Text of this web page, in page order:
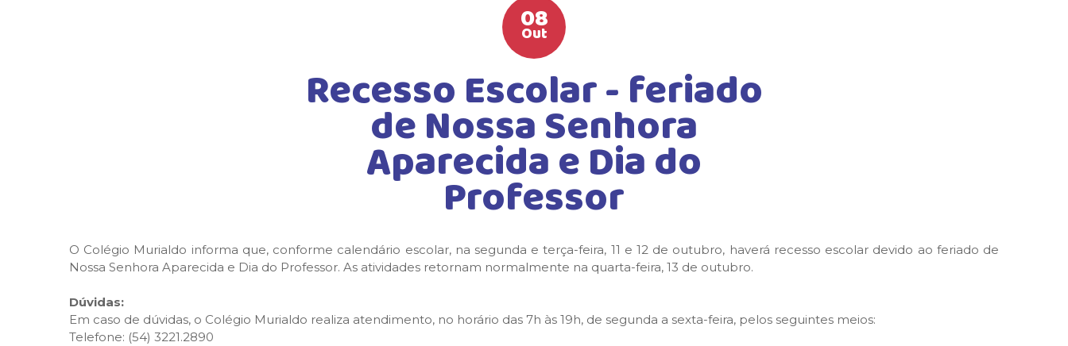
08
Out
Recesso Escolar - feriado
de Nossa Senhora
Aparecida e Dia do
Professor
O Colégio Murialdo informa que, conforme calendário escolar, na segunda e terça-feira, 11 e 12 de outubro, haverá recesso escolar devido ao feriado de
Nossa Senhora Aparecida e Dia do Professor. As atividades retornam normalmente na quarta-feira, 13 de outubro.
Dúvidas:
Em caso de dúvidas, o Colégio Murialdo realiza atendimento, no horário das 7h às 19h, de segunda a sexta-feira, pelos seguintes meios:
Telefone: (54) 3221.2890